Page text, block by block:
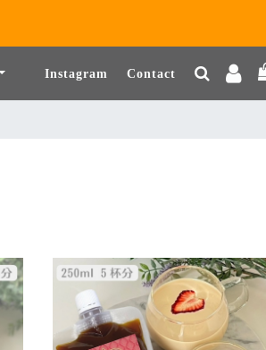
Instagram Contact